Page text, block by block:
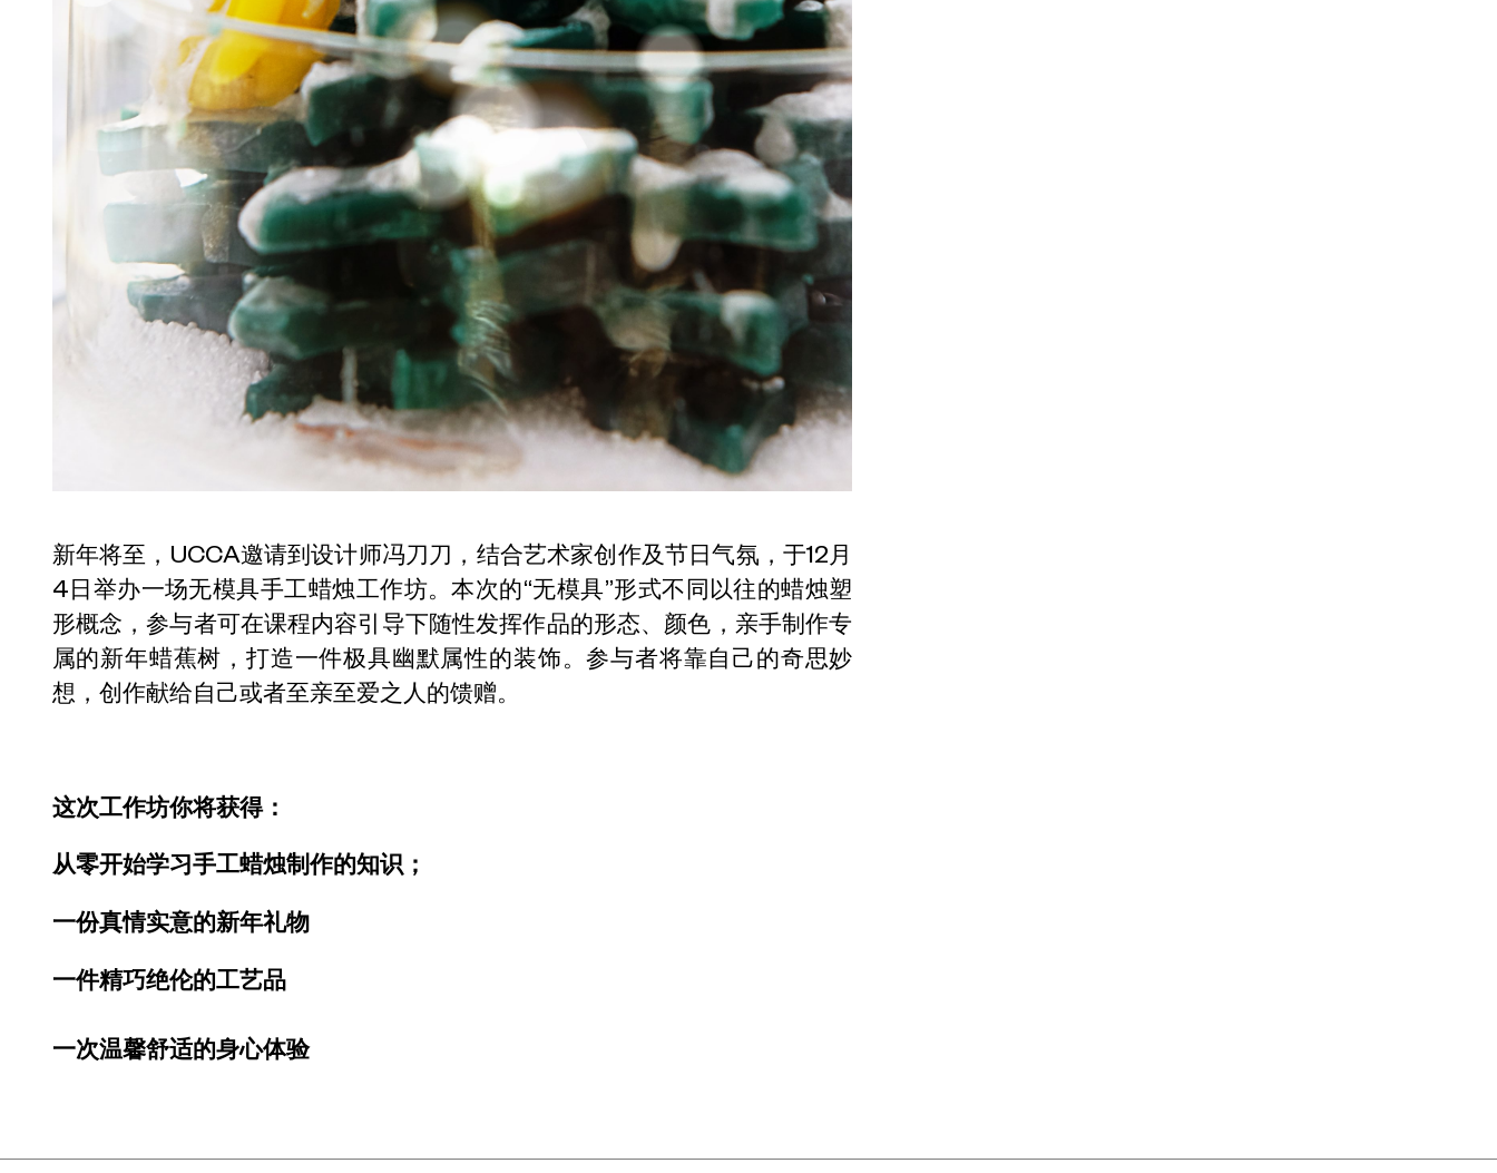
新年将至，UCCA邀请到设计师冯刀刀，结合艺术家创作及节日气氛，于12月
4日举办一场无模具手工蜡烛工作坊。本次的“无模具”形式不同以往的蜡烛塑
形概念，参与者可在课程内容引导下随性发挥作品的形态、颜色，亲手制作专
属的新年蜡蕉树，打造一件极具幽默属性的装饰。参与者将靠自己的奇思妙
想，创作献给自己或者至亲至爱之人的馈赠。
这次工作坊你将获得：
从零开始学习手工蜡烛制作的知识；
一份真情实意的新年礼物
一件精巧绝伦的工艺品
一次温馨舒适的身心体验